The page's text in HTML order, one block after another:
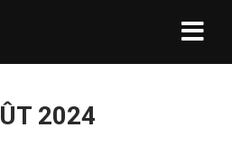
2024